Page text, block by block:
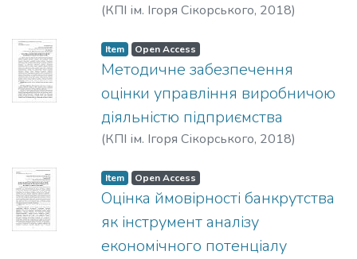
(КПІ ім. Ігоря Сікорського, 2018)
Item Open Access
Методичне забезпечення
оцінки управління виробничою
діяльністю підприємства
(КПІ ім. Ігоря Сікорського, 2018)
Item Open Access
Оцінка ймовірності банкрутства
як інструмент аналізу
економічного потенціалу